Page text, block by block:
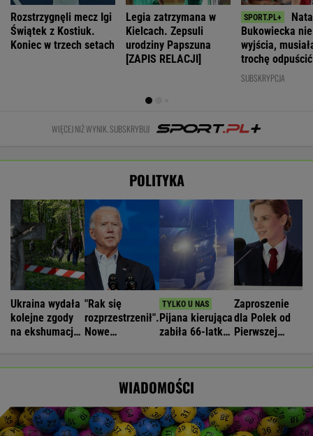
Rozstrzygnęli mecz Igi
Świątek z Kostiuk.
Koniec w trzech setach
Legia zatrzymana w
Kielcach. Zepsuli
urodziny Papszuna
[ZAPIS RELACJI]
Bukowiecka
wyjścia,
trochę
głowy i całego
SUBSKRYPCJA
WIĘCEJ NIŻ WYNIK. SUBSKRYBUJ
POLITYKA
Ukraina wydała
kolejne zgody
na ekshumacje
"Rak się
rozprzestrzenił".
Nowe
Pijana kierująca
zabiła 66-latkę.
Zaproszenie
dla Polek od
Pierwszej
WIADOMOŚCI